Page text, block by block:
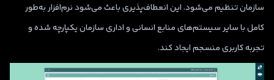
سازمان تنظیم می‌شود. این انعطاف‌پذیری باعث می‌شود نرم‌افزار به‌طور
کامل با سایر سیستم‌های منابع انسانی و اداری سازمان یکپارچه شده و
تجربه کاربری منسجم ایجاد کند.